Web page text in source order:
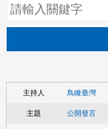
鳥瞰臺灣
公開發言